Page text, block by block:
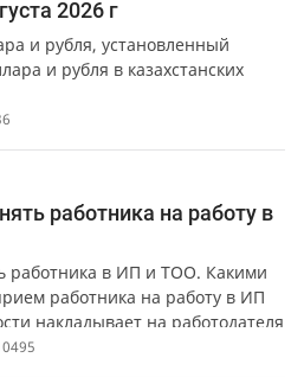
2026 г
и рубля, установленный
и рубля в казахстанских
работника на работу в
работника в ИП и ТОО. Какими
работника на работу в ИП
накладывает на работодателя